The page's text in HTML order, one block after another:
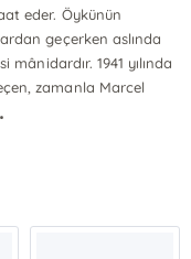
eder. Öykünün
geçerken aslında
mânidardır. 1941 yılında
zamanla Marcel